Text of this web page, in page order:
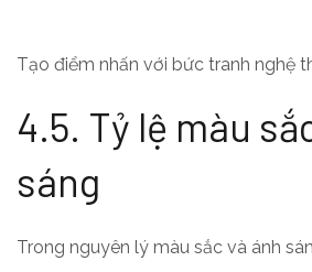
Tạo điểm nhấn với bức tranh nghệ
4.5. Tỷ lệ màu
sáng
Trong nguyên lý màu sắc và ánh